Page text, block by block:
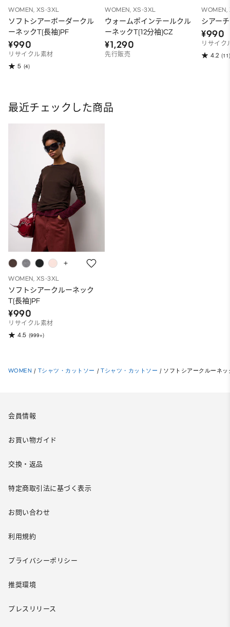
WOMEN, XS-3XL
ソフトシアーボーダークル
ーネックT(長袖)PF
¥990
リサイクル素材
5 (4)
WOMEN, XS-3XL
ウォームポインテールクル
ーネックT(12分袖)CZ
¥1,290
先行販売
WOMEN,
シアー
¥990
リサイク
4.2 (11)
最近チェックした商品
WOMEN, XS-3XL
ソフトシアークルーネック
T(長袖)PF
¥990
リサイクル素材
4.5 (999+)
WOMEN / Tシャツ・カットソー / Tシャツ・カットソー / ソフトシアークルーネ
会員情報
お買い物ガイド
交換・返品
特定商取引法に基づく表示
お問い合わせ
利用規約
プライバシーポリシー
推奨環境
プレスリリース